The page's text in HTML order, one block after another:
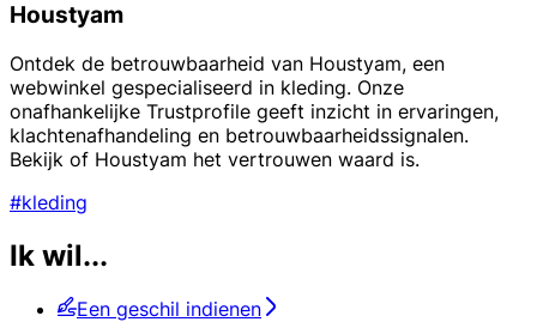
Houstyam
Ontdek de betrouwbaarheid van Houstyam, een
webwinkel gespecialiseerd in kleding. Onze
onafhankelijke Trustprofile geeft inzicht in ervaringen,
klachtenafhandeling en betrouwbaarheidssignalen.
Bekijk of Houstyam het vertrouwen waard is.
#kleding
Ik wil...
Een geschil indienen